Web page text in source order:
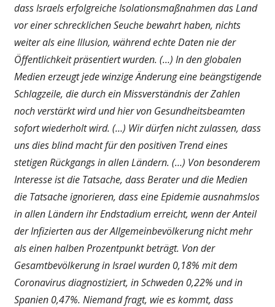
dass Israels erfolgreiche Isolationsmaßnahmen das Land
vor einer schrecklichen Seuche bewahrt haben, nichts
weiter als eine Illusion, während echte Daten nie der
Öffentlichkeit präsentiert wurden. (…) In den globalen
Medien erzeugt jede winzige Änderung eine beängstigende
Schlagzeile, die durch ein Missverständnis der Zahlen
noch verstärkt wird und hier von Gesundheitsbeamten
sofort wiederholt wird. (…) Wir dürfen nicht zulassen, dass
uns dies blind macht für den positiven Trend eines
stetigen Rückgangs in allen Ländern. (…) Von besonderem
Interesse ist die Tatsache, dass Berater und die Medien
die Tatsache ignorieren, dass eine Epidemie ausnahmslos
in allen Ländern ihr Endstadium erreicht, wenn der Anteil
der Infizierten aus der Allgemeinbevölkerung nicht mehr
als einen halben Prozentpunkt beträgt. Von der
Gesamtbevölkerung in Israel wurden 0,18% mit dem
Coronavirus diagnostiziert, in Schweden 0,22% und in
Spanien 0,47%. Niemand fragt, wie es kommt, dass